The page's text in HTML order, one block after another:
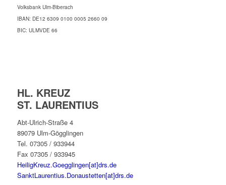
Volksbank Ulm-Biberach
IBAN: DE12 6309 0100 0005 2660 09
BIC: ULMVDE 66
HL. KREUZ
ST. LAURENTIUS
Abt-Ulrich-Straße 4
89079 Ulm-Gögglingen
Tel. 07305 / 933944
Fax 07305 / 933945
HeiligKreuz.Goegglingen[at]drs.de
SanktLaurentius.Donaustetten[at]drs.de